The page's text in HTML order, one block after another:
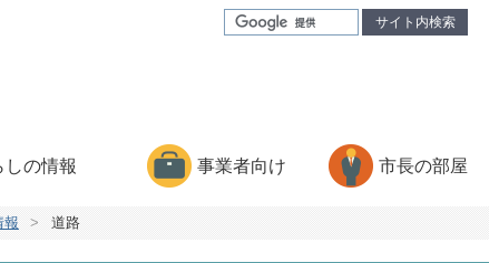
サイト内検索
しの情報 事業者向け 市長の部屋
報 > 道路